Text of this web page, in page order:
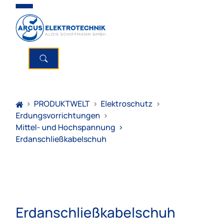
> PRODUKTWELT > Elektroschutz >
Erdungsvorrichtungen >
Mittel- und Hochspannung >
Erdanschließkabelschuh
Erdanschließkabelschuh